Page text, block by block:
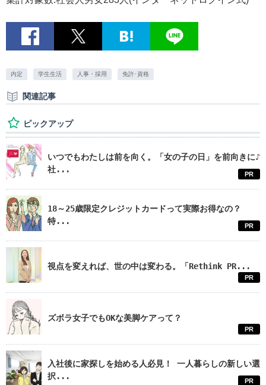
内定 学生生活 人事・採用 免許･資格
関連記事
ピックアップ
いつでもわたしは前を向く。「女の子の日」を前向きに♪
社...
PR
18～25歳限定クレジットカードって実際お得なの？
特...
PR
視点を変えれば、世の中は変わる。「Rethink PR...
PR
ズボラ女子でもOKな美脚ケアって？
PR
入社後に家探しを始める人必見！ 一人暮らしの新しい選
択...
PR